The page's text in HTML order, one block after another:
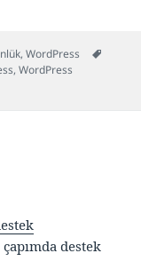
,WordPress
,WordPress
Ekibine Katıldım için
destek